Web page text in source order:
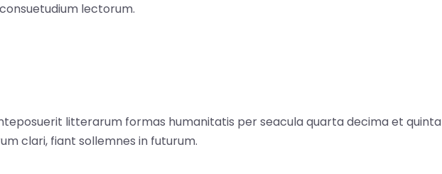
lectorum.
litterarum formas humanitatis per seacula quarta decima et quinta
clari, fiant sollemnes in futurum.